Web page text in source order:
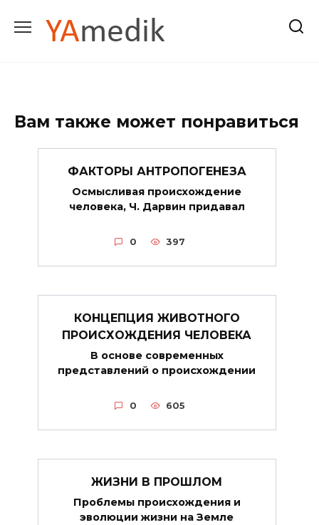
содержанию
Вам также может понравиться
ФАКТОРЫ АНТРОПОГЕНЕЗА
Осмысливая происхождение
человека, Ч. Дарвин придавал
0 397
КОНЦЕПЦИЯ ЖИВОТНОГО
ПРОИСХОЖДЕНИЯ ЧЕЛОВЕКА
В основе современных
представлений о происхождении
0 605
ЖИЗНИ В ПРОШЛОМ
Проблемы происхождения и
эволюции жизни на Земле